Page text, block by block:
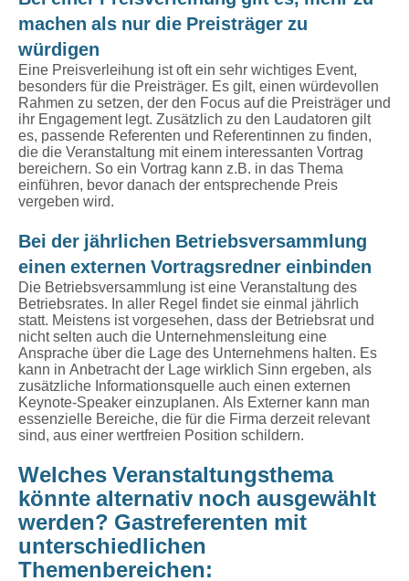
machen als nur die Preisträger zu
würdigen
Eine Preisverleihung ist oft ein sehr wichtiges Event,
besonders für die Preisträger. Es gilt, einen würdevollen
Rahmen zu setzen, der den Focus auf die Preisträger und
ihr Engagement legt. Zusätzlich zu den Laudatoren gilt
es, passende Referenten und Referentinnen zu finden,
die die Veranstaltung mit einem interessanten Vortrag
bereichern. So ein Vortrag kann z.B. in das Thema
einführen, bevor danach der entsprechende Preis
vergeben wird.
Bei der jährlichen Betriebsversammlung
einen externen Vortragsredner einbinden
Die Betriebsversammlung ist eine Veranstaltung des
Betriebsrates. In aller Regel findet sie einmal jährlich
statt. Meistens ist vorgesehen, dass der Betriebsrat und
nicht selten auch die Unternehmensleitung eine
Ansprache über die Lage des Unternehmens halten. Es
kann in Anbetracht der Lage wirklich Sinn ergeben, als
zusätzliche Informationsquelle auch einen externen
Keynote-Speaker einzuplanen. Als Externer kann man
essenzielle Bereiche, die für die Firma derzeit relevant
sind, aus einer wertfreien Position schildern.
Welches Veranstaltungsthema
könnte alternativ noch ausgewählt
werden? Gastreferenten mit
unterschiedlichen
Themenbereichen: